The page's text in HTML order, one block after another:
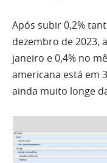
Após subir 0,2%
dezembro de 2023,
janeiro e 0,4% no
americana está em
ainda muito longe